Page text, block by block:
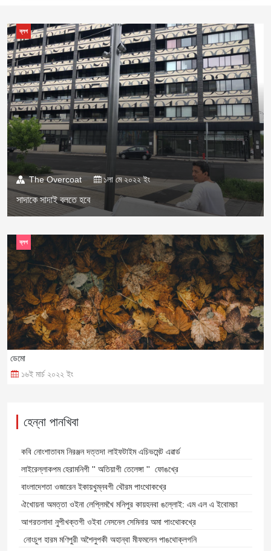
The Overcoat ১লা মে ২০২২ ইং
সাদাকে সাদাই বলতে হবে
ব্লগ
ডেমো
১৬ই মার্চ ২০২২ ইং
ব্লগ
হেন্না পানখিবা
কবি নোংশাতাবম নিরঞ্জন দত্তদা লাইফটাইম এচিভমেন্ট এৱার্ড
লাইরেল্লাকপম হেরামনিগী '' অতিয়াগী তেলেঙ্গা '' ফোঙখ্রে
বাংলাদেশতা ওজারেন ইকায়খুম্নবগী থৌরম পাংথোকখ্রে
ঐখোয়না অমত্তা ওইনা লেপ্লিমখৈ মনিপুর কায়হনবা ঙল্লোই: এম এল এ ইবোমচা
আগরতলাদা নুপীখক্তগী ওইবা নেসনেল সেমিনার অমা পাংথোকখ্রে
নোংচুপ হারম মণিপুরী অশৈলুপকী অহান্বা মীফমলেন পাঙথোক্লগনি